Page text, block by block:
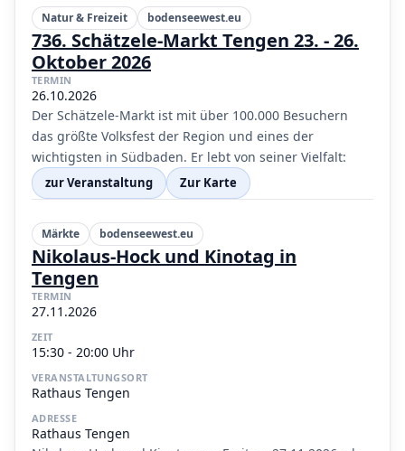
Natur & Freizeit bodenseewest.eu
736. Schätzele-Markt Tengen 23. - 26.
Oktober 2026
TERMIN
26.10.2026
Der Schätzele-Markt ist mit über 100.000 Besuchern
das größte Volksfest der Region und eines der
wichtigsten in Südbaden. Er lebt von seiner Vielfalt:
zur Veranstaltung Zur Karte
Märkte bodenseewest.eu
Nikolaus-Hock und Kinotag in
Tengen
TERMIN
27.11.2026
ZEIT
15:30 - 20:00 Uhr
VERANSTALTUNGSORT
Rathaus Tengen
ADRESSE
Rathaus Tengen